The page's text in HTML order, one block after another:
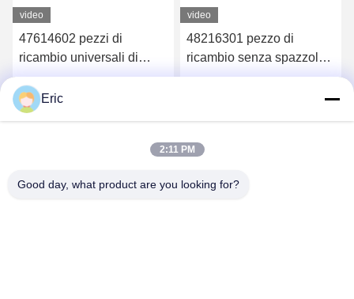
video
47614602 pezzi di
ricambio universali di
Gearbelt Uic della
puleggia
Ottenga il migliore prezzo
video
48216301 pezzo di
ricambio senza spazzola
di AI del codificatore di
Ottenga il migliore prezzo
Eric
2:11 PM
Good day, what product are you looking for?